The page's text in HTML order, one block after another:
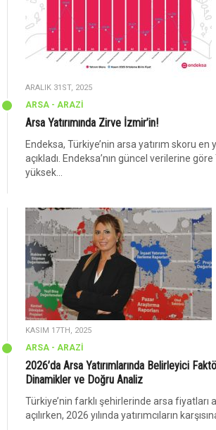
ARALIK 31ST, 2025
ARSA - ARAZİ
Arsa Yatırımında Zirve İzmir’in!
Endeksa, Türkiye’nin arsa yatırım skoru en
açıkladı. Endeksa’nın güncel verilerine göre
yüksek...
KASIM 17TH, 2025
ARSA - ARAZİ
2026’da Arsa Yatırımlarında Belirleyici
Dinamikler ve Doğru Analiz
Türkiye’nin farklı şehirlerinde arsa fiyatları
açılırken, 2026 yılında yatırımcıların